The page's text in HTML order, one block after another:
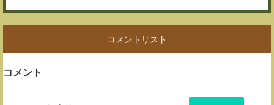
コメントリスト
コメント